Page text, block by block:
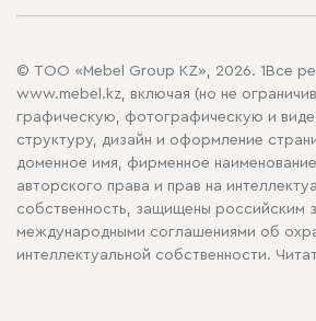
© ТОО «Mebel Group KZ», 2026. 1Все
www.mebel.kz, включая (но не
графическую, фотографическую и
структуру, дизайн и оформление
доменное имя, фирменное
авторского права и прав на
собственность, защищены российским
международными соглашениями об
интеллектуальной собственности.